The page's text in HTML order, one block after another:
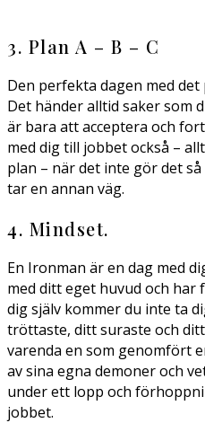
3. Plan A – B – C
Den perfekta dagen med
Det händer alltid saker som
är bara att acceptera och
med dig till jobbet också –
plan – när det inte gör det
tar en annan väg.
4. Mindset.
En Ironman är en dag med
med ditt eget huvud och
dig själv kommer du inte ta
tröttaste, ditt suraste och
varenda en som genomfört
av sina egna demoner och
under ett lopp och
jobbet.